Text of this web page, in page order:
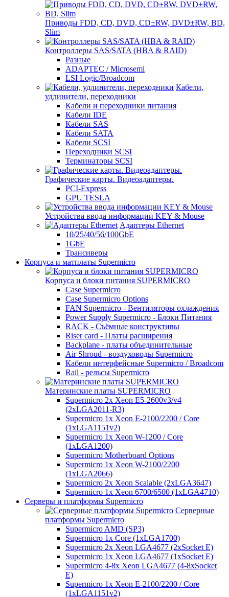
Приводы FDD, CD, DVD, CD±RW, DVD±RW, BD,
Slim
Контроллеры SAS/SATA (HBA & RAID)
Разные
ADAPTEC / Microsemi
LSI Logic/Broadcom
Кабели,
удлинители, переходники
Кабели и переходники питания
Кабели IDE
Кабели SAS
Кабели SATA
Кабели SCSI
Переходники SCSI
Терминаторы SCSI
Графические карты. Видеоадаптеры.
PCI-Express
GPU TESLA
Устройства ввода информации KEY & Mouse
Адаптеры Ethernet
10/25/40/56/100GbE
1GbE
Трансиверы
Корпуса и матплаты Supermicro
Корпуса и блоки питания SUPERMICRO
Case Supermicro
Case Supermicro Options
FAN Supermicro - Вентиляторы охлаждения
Power Supply Supermicro - Блоки Питания
RACK - Съёмные конструктивы
Riser card - Платы расширения
Backplane - платы объединительные
Air Shroud - воздуховоды Supermicro
Кабели интерфейсные Supermicro / Broadcom
Rail - рельсы Supermicro
Материнские платы SUPERMICRO
Supermicro 2x Xeon E5-2600v3/v4
(2xLGA2011-R3)
Supermicro 1x Xeon E-2100/2200 / Core
(1xLGA1151v2)
Supermicro 1x Xeon W-1200 / Core
(1xLGA1200)
Supermicro Motherboard Options
Supermicro 1x Xeon W-2100/2200
(1xLGA2066)
Supermicro 2x Xeon Scalable (2xLGA3647)
Supermicro 1x Xeon 6700/6500 (1xLGA4710)
Серверы и платформы Supermicro
Серверные
платформы Supermicro
Supermicro AMD (SP3)
Supermicro 1x Core (1xLGA1700)
Supermicro 2x Xeon LGA4677 (2xSocket E)
Supermicro 1x Xeon LGA4677 (1xSocket E)
Supermicro 4-8x Xeon LGA4677 (4-8xSocket
E)
Supermicro 1x Xeon E-2100/2200 / Core
(1xLGA1151v2)